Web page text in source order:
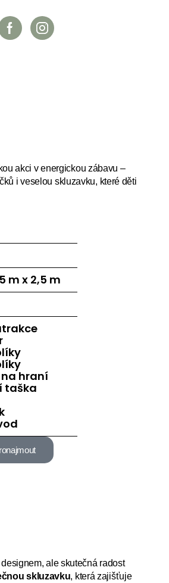
akci v energickou zábavu –
i veselou skluzavku, které děti
m x 2,5 m
hraní
taška
ale skutečná radost
skluzavku, která zajišťuje